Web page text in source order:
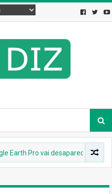
Pro vai desaparecer: Google